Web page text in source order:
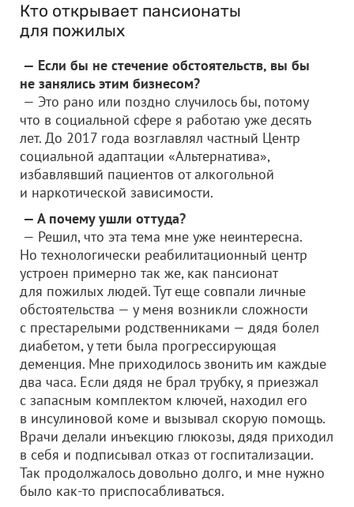
Кто открывает пансионаты
для пожилых
— Если бы не стечение обстоятельств, вы бы
не занялись этим бизнесом?
— Это рано или поздно случилось бы, потому
что в социальной сфере я работаю уже десять
лет. До 2017 года возглавлял частный Центр
социальной адаптации «Альтернатива»,
избавлявший пациентов от алкогольной
и наркотической зависимости.
— А почему ушли оттуда?
— Решил, что эта тема мне уже неинтересна.
Но технологически реабилитационный центр
устроен примерно так же, как пансионат
для пожилых людей. Тут еще совпали личные
обстоятельства — у меня возникли сложности
с престарелыми родственниками — дядя болел
диабетом, у тети была прогрессирующая
деменция. Мне приходилось звонить им каждые
два часа. Если дядя не брал трубку, я приезжал
с запасным комплектом ключей, находил его
в инсулиновой коме и вызывал скорую помощь.
Врачи делали инъекцию глюкозы, дядя приходил
в себя и подписывал отказ от госпитализации.
Так продолжалось довольно долго, и мне нужно
было как-то приспосабливаться.